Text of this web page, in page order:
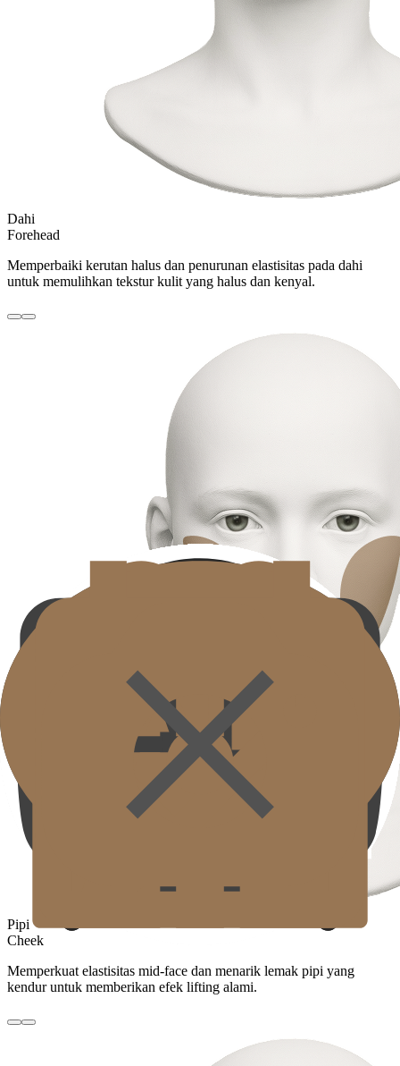
Dahi
Forehead
Memperbaiki kerutan halus dan penurunan elastisitas pada dahi
untuk memulihkan tekstur kulit yang halus dan kenyal.
Pipi
Cheek
Memperkuat elastisitas mid-face dan menarik lemak pipi yang
kendur untuk memberikan efek lifting alami.